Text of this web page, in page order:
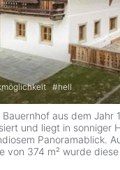
#hell
aus dem Jahr
und liegt in sonniger
Panoramablick.
von 374 m² wurde